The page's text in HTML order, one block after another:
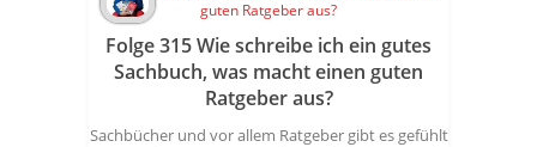
Folge 315 Wie schreibe ich ein gutes
Sachbuch, was macht einen guten
Ratgeber aus?
Sachbücher und vor allem Ratgeber gibt es gefühlt